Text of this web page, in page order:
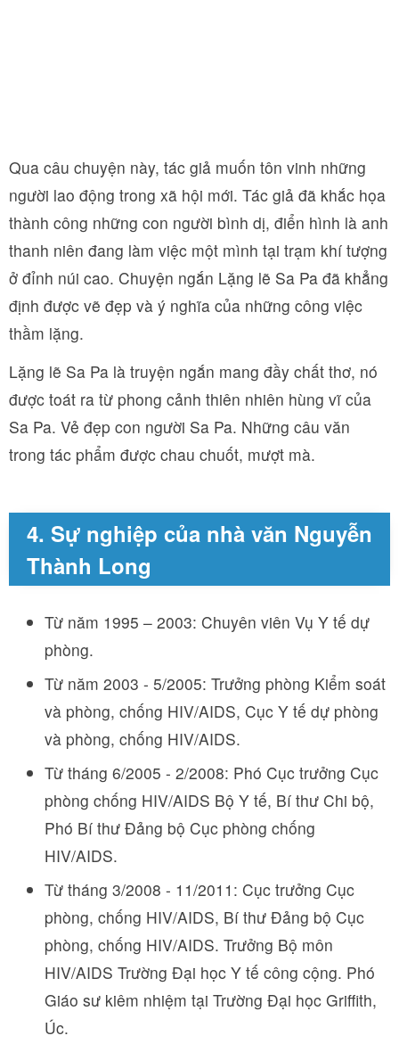
Qua câu chuyện này, tác giả muốn tôn vinh những
người lao động trong xã hội mới. Tác giả đã khắc họa
thành công những con người bình dị, điển hình là anh
thanh niên đang làm việc một mình tại trạm khí tượng
ở đỉnh núi cao. Chuyện ngắn Lặng lẽ Sa Pa đã khẳng
định được vẽ đẹp và ý nghĩa của những công việc
thầm lặng.
Lặng lẽ Sa Pa là truyện ngắn mang đầy chất thơ, nó
được toát ra từ phong cảnh thiên nhiên hùng vĩ của
Sa Pa. Vẻ đẹp con người Sa Pa. Những câu văn
trong tác phẩm được chau chuốt, mượt mà.
4. Sự nghiệp của nhà văn Nguyễn
Thành Long
Từ năm 1995 – 2003: Chuyên viên Vụ Y tế dự
phòng.
Từ năm 2003 - 5/2005: Trưởng phòng Kiểm soát
và phòng, chống HIV/AIDS, Cục Y tế dự phòng
và phòng, chống HIV/AIDS.
Từ tháng 6/2005 - 2/2008: Phó Cục trưởng Cục
phòng chống HIV/AIDS Bộ Y tế, Bí thư Chi bộ,
Phó Bí thư Đảng bộ Cục phòng chống
HIV/AIDS.
Từ tháng 3/2008 - 11/2011: Cục trưởng Cục
phòng, chống HIV/AIDS, Bí thư Đảng bộ Cục
phòng, chống HIV/AIDS. Trưởng Bộ môn
HIV/AIDS Trường Đại học Y tế công cộng. Phó
Giáo sư kiêm nhiệm tại Trường Đại học Griffith,
Úc.